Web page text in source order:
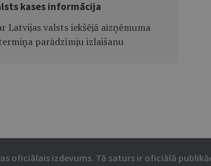
kases informācija
Latvijas valsts iekšējā aizņēmuma
parādzīmju izlaišanu
oficiālais izdevums. Tā saturs ir oficiālā